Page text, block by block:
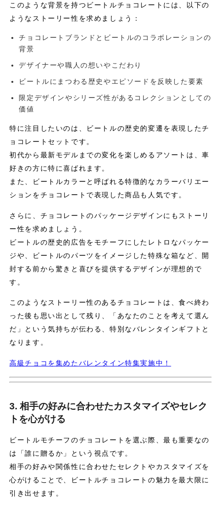
このような背景を持つビートルチョコレートには、以下の
ようなストーリー性を求めましょう：
チョコレートブランドとビートルのコラボレーションの
背景
デザイナーや職人の想いやこだわり
ビートルにまつわる歴史やエピソードを反映した要素
限定デザインやシリーズ性があるコレクションとしての
価値
特に注目したいのは、ビートルの歴史的変遷を表現したチ
ョコレートセットです。
初代から最新モデルまでの変化を楽しめるアソートは、車
好きの方に特に喜ばれます。
また、ビートルカラーと呼ばれる特徴的なカラーバリエー
ションをチョコレートで表現した商品も人気です。
さらに、チョコレートのパッケージデザインにもストーリ
ー性を求めましょう。
ビートルの歴史的広告をモチーフにしたレトロなパッケー
ジや、ビートルのパーツをイメージした特殊な箱など、開
封する前から驚きと喜びを提供するデザインが理想的で
す。
このようなストーリー性のあるチョコレートは、食べ終わ
った後も思い出として残り、「あなたのことを考えて選ん
だ」という気持ちが伝わる、特別なバレンタインギフトと
なります。
高級チョコを集めたバレンタイン特集実施中！
3. 相手の好みに合わせたカスタマイズやセレク
トを心がける
ビートルモチーフのチョコレートを選ぶ際、最も重要なの
は「誰に贈るか」という視点です。
相手の好みや関係性に合わせたセレクトやカスタマイズを
心がけることで、ビートルチョコレートの魅力を最大限に
引き出せます。